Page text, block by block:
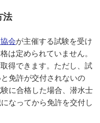
法
会が主催する試験を受け
は定められていません。
得できます。ただし、試
免許が交付されないの
に合格した場合、潜水士
なってから免許を交付し